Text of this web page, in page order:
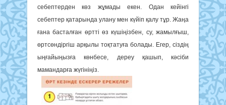
себептерден көз жұмады екен. Одан кейінгі
себептер қатарында улану мен күйіп қалу тұр. Жаңа
ғана басталған өртті өз күшіңізбен, су, жамылғыш,
өртсөндіргіш арқылы тоқтатуға болады. Егер, сіздің
ыңғайыңызға көнбесе, дереу қашып, кәсіби
мамандарға жүгініңіз.